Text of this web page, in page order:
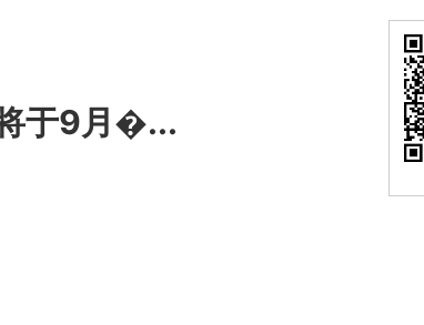
于9月�...